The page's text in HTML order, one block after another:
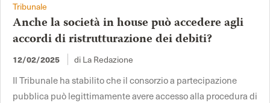
Tribunale
Anche la società in house può accedere agli
accordi di ristrutturazione dei debiti?
12/02/2025 di La Redazione
Il Tribunale ha stabilito che il consorzio a partecipazione
pubblica può legittimamente avere accesso alla procedura di